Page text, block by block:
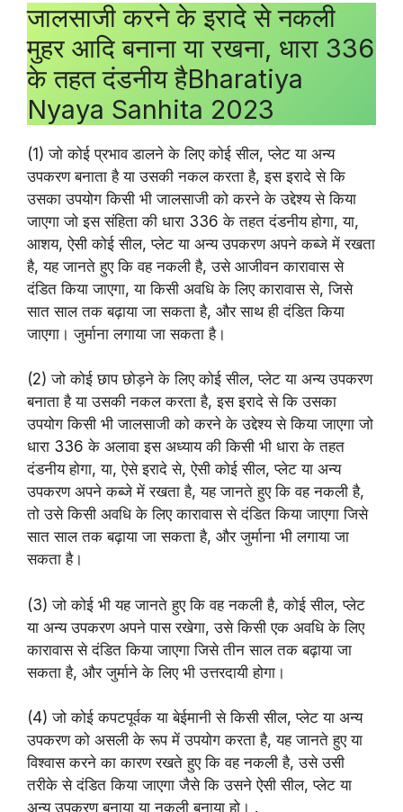
जालसाजी करने के इरादे से नकली
मुहर आदि बनाना या रखना, धारा 336
के तहत दंडनीय हैBharatiya
Nyaya Sanhita 2023
(1) जो कोई प्रभाव डालने के लिए कोई सील, प्लेट या अन्य
उपकरण बनाता है या उसकी नकल करता है, इस इरादे से कि
उसका उपयोग किसी भी जालसाजी को करने के उद्देश्य से किया
जाएगा जो इस संहिता की धारा 336 के तहत दंडनीय होगा, या,
आशय, ऐसी कोई सील, प्लेट या अन्य उपकरण अपने कब्जे में रखता
है, यह जानते हुए कि वह नकली है, उसे आजीवन कारावास से
दंडित किया जाएगा, या किसी अवधि के लिए कारावास से, जिसे
सात साल तक बढ़ाया जा सकता है, और साथ ही दंडित किया
जाएगा। जुर्माना लगाया जा सकता है।
(2) जो कोई छाप छोड़ने के लिए कोई सील, प्लेट या अन्य उपकरण
बनाता है या उसकी नकल करता है, इस इरादे से कि उसका
उपयोग किसी भी जालसाजी को करने के उद्देश्य से किया जाएगा जो
धारा 336 के अलावा इस अध्याय की किसी भी धारा के तहत
दंडनीय होगा, या, ऐसे इरादे से, ऐसी कोई सील, प्लेट या अन्य
उपकरण अपने कब्जे में रखता है, यह जानते हुए कि वह नकली है,
तो उसे किसी अवधि के लिए कारावास से दंडित किया जाएगा जिसे
सात साल तक बढ़ाया जा सकता है, और जुर्माना भी लगाया जा
सकता है।
(3) जो कोई भी यह जानते हुए कि वह नकली है, कोई सील, प्लेट
या अन्य उपकरण अपने पास रखेगा, उसे किसी एक अवधि के लिए
कारावास से दंडित किया जाएगा जिसे तीन साल तक बढ़ाया जा
सकता है, और जुर्माने के लिए भी उत्तरदायी होगा।
(4) जो कोई कपटपूर्वक या बेईमानी से किसी सील, प्लेट या अन्य
उपकरण को असली के रूप में उपयोग करता है, यह जानते हुए या
विश्वास करने का कारण रखते हुए कि वह नकली है, उसे उसी
तरीके से दंडित किया जाएगा जैसे कि उसने ऐसी सील, प्लेट या
अन्य उपकरण बनाया या नकली बनाया हो। .